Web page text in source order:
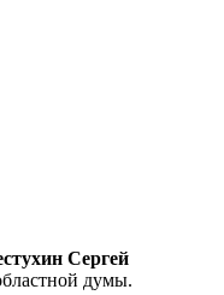
Сергей
думы.